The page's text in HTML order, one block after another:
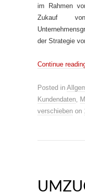
im Rahmen
Zukauf
der Strategie
Continue
Posted in
Kundendaten,
verschieben on